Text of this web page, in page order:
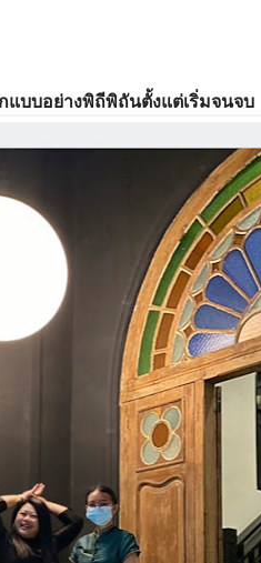
บบอย่างพิถีพิถันตั้งแต่เริ่มจนจบ